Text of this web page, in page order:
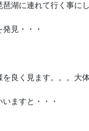
琶湖に連れて行く事に
見・・・
良く見ます。。。大
ますと・・・